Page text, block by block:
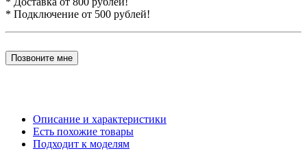
* Подключение от 500 рублей!
Позвоните мне
Описание и характеристики
Есть похожие товары
Подходит к моделям